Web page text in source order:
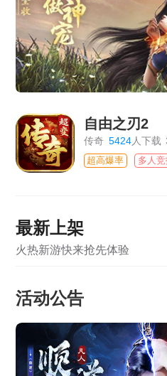
自由之刃2
传奇 5424人下载
超高爆率 多人
最新上架
火热新游快来抢先体验
活动公告